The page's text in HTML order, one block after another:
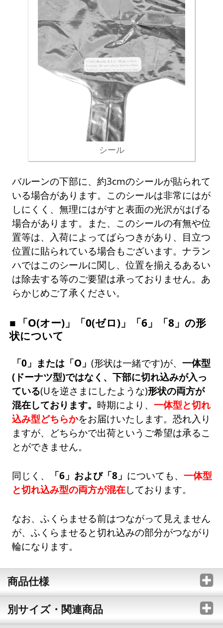
シール
バルーンの下部に、約3cmのシールが貼られて
いる場合があります。このシールは非常にはが
しにくく、無理にはがすと表面の光沢がはげる
場合があります。また、このシールの有無や位
置等は、入荷によってばらつきがあり、目立つ
位置に貼られている場合もございます。ナラン
ハではこのシールに関し、位置を揃えるあるい
は除去する等のご要望は承っておりません。あ
らかじめご了承ください。
「O(オー)」「0(ゼロ)」「6」「8」の形
状について
「0」または「O」(形状は一緒です)が、一体型
(ドーナツ型)ではなく、下部に切れ込みが入っ
ている(Uを逆さまにしたような)形状の両方が
混在しております。 時期により、一体型と切れ
込み型どちらかをお届けいたします。恐れ入り
ますが、どちらかで出荷というご希望は承るこ
とができません。
同じく、 「6」および「8」 についても、一体型
と切れ込み型の両方が混在しております。
なお、ふくらませる前はつながって見えません
が、ふくらませると切れ込みの部分がつながり
輪になります。
商品仕様
別サイズ・関連商品